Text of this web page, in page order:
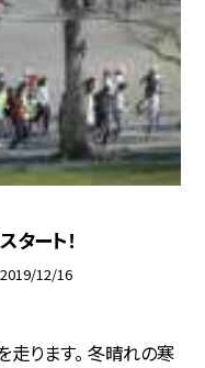
ート！
2019/12/16
ります。 冬晴れの寒